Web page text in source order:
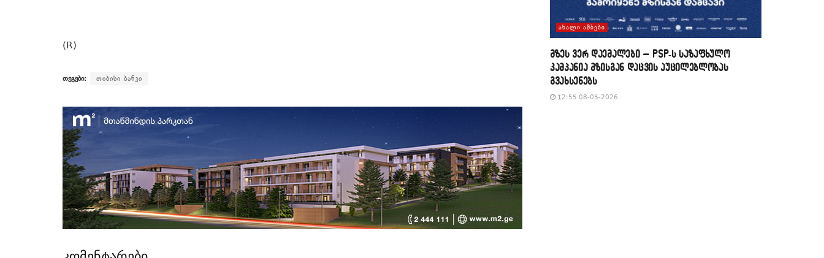
(R)
თეგები: თიბისი ბანკი
ᲐᲮᲐᲚᲘ ᲐᲛᲑᲔᲑᲘ
მზეს ვერ დაემალები – PSP-ს საზაფხულო
კამპანია მზისგან დაცვის აუცილებლობას
გვახსენებს
12:55 08-05-2026